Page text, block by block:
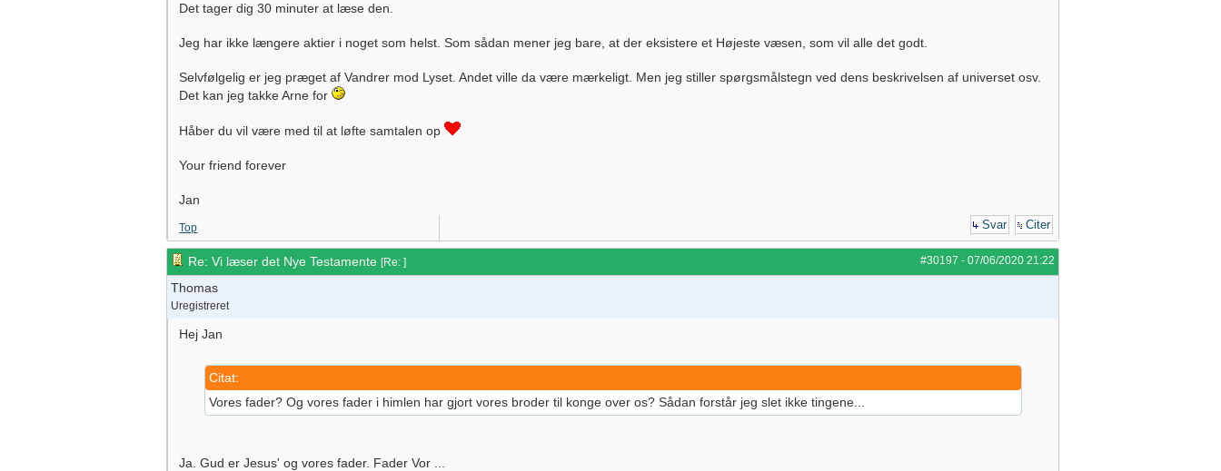
Det tager dig 30 minuter at læse den.
Jeg har ikke længere aktier i noget som helst. Som sådan mener jeg bare, at der eksistere et Højeste væsen, som vil alle det godt.
Selvfølgelig er jeg præget af Vandrer mod Lyset. Andet ville da være mærkeligt. Men jeg stiller spørgsmålstegn ved dens beskrivelsen af universet osv.
Det kan jeg takke Arne for
Håber du vil være med til at løfte samtalen op
Your friend forever
Jan
Top Svar Citer
#30197 -07/06/2020 21:22
Re: Vi læser det Nye Testamente[Re:]
Thomas
Uregistreret
Hej Jan
Citat:
Vores fader? Og vores fader i himlen har gjort vores broder til konge over os? Sådan forstår jeg slet ikke tingene...
Ja. Gud er Jesus' og vores fader. Fader Vor ...